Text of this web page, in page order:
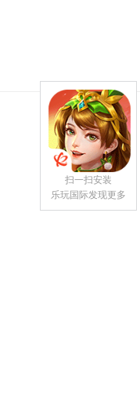
扫一扫安装
乐玩国际发现更多